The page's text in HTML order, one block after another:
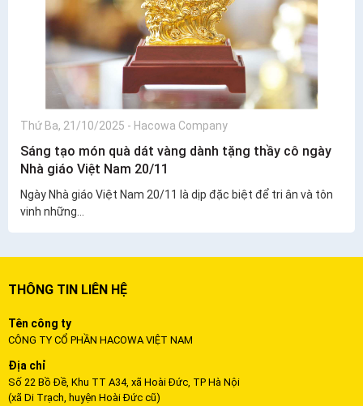
Thứ Ba, 21/10/2025 - Hacowa Company
Sáng tạo món quà dát vàng dành tặng thầy cô ngày
Nhà giáo Việt Nam 20/11
Ngày Nhà giáo Việt Nam 20/11 là dịp đặc biệt để tri ân và tôn
vinh những...
THÔNG TIN LIÊN HỆ
Tên công ty
CÔNG TY CỔ PHẦN HACOWA VIỆT NAM
Địa chỉ
Số 22 Bồ Đề, Khu TT A34, xã Hoài Đức, TP Hà Nội
(xã Di Trạch, huyện Hoài Đức cũ)